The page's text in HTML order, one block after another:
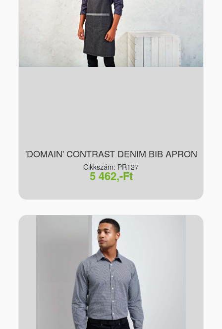
'DOMAIN' CONTRAST DENIM BIB APRON
Cikkszám: PR127
5 462,-Ft